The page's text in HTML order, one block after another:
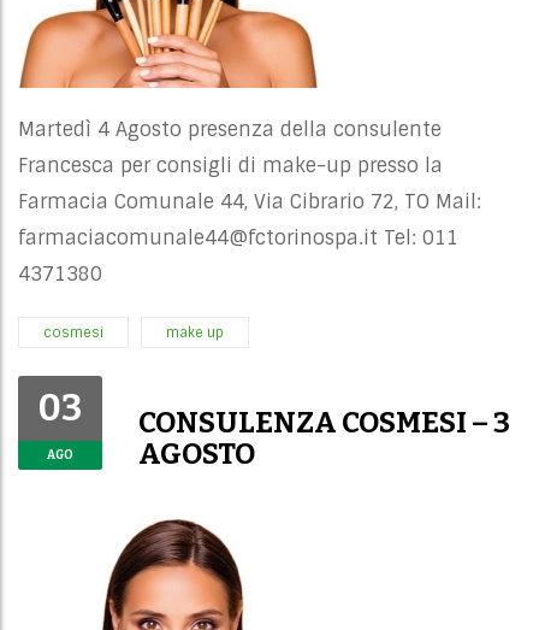
Martedì 4 Agosto presenza della consulente
Francesca per consigli di make-up presso la
Farmacia Comunale 44, Via Cibrario 72, TO Mail:
farmaciacomunale44@fctorinospa.it Tel: 011
4371380
cosmesi make up
03
AGO
CONSULENZA COSMESI – 3
AGOSTO